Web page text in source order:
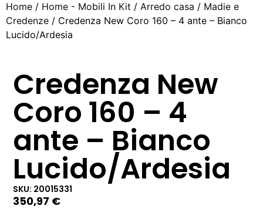
Home / Home - Mobili In Kit / Arredo casa / Madie e
Credenze / Credenza New Coro 160 – 4 ante – Bianco
Lucido/Ardesia
Credenza New
Coro 160 – 4
ante – Bianco
Lucido/Ardesia
SKU: 20015331
350,97 €